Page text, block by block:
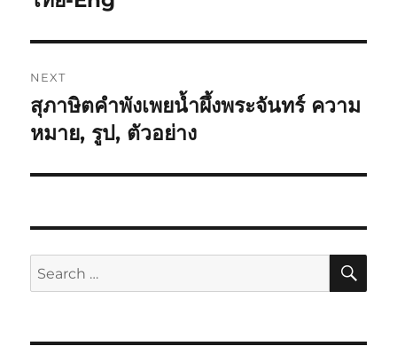
NEXT
สุภาษิตคำพังเพยน้ำผึ้งพระจันทร์ ความ
หมาย, รูป, ตัวอย่าง